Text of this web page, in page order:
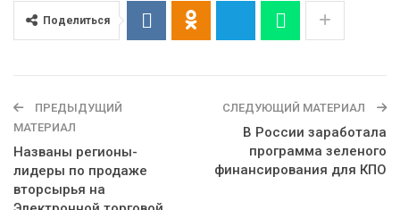
Поделиться
ПРЕДЫДУЩИЙ
МАТЕРИАЛ
Названы регионы-
лидеры по продаже
вторсырья на
СЛЕДУЮЩИЙ МАТЕРИАЛ
В России заработала
программа зеленого
финансирования для КПО